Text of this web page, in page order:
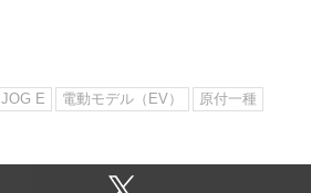
JOG E 電動モデル（EV）
原付一種